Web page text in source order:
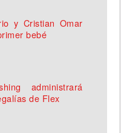
y Cristian Omar
bebé
administrará
de Flex